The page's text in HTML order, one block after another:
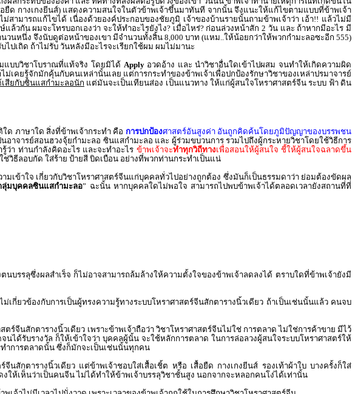
ยืด กางเกงยีนส์) แสดงความสนใจในตัวข้าพเจ้าขึ้นมาทันที จากนั้น จึงแนะให้แก้ไขตามแบบที่ข้าพเจ้า
ามารถแก้ไขได้ เนื่องด้วยองค์ประกอบของชัยภูมิ เจ้าของบ้านรายนั้นถามข้าพเจ้าว่า เอ้า!! แล้วไม่มี
กัน ผมจะโทรบอกเองว่า จะให้ทำอะไรยังไง? เมื่อไหร่? ก่อนล่วงหน้าสัก 2 วัน และ ถ้าหากมีอะไร มี
นหนึ่ง จึงนับดูต่อหน้าของเขา มีจำนวนทั้งสิ้น 8,000 บาท (แหม..ให้น้อยกว่าให้พวกกำมะลอซะอีก 555)
ไปเถิด ถ้าไม่รับ วันหลังมีอะไรจะเรียกใช้ผม ผมไม่มานะ
บบวิชาโบราณที่แท้จริง โดยมิได้ Applyอวดอ้าง และ นำวิชาอื่นใดเข้าไปผสม จนทำให้เกิดความผิด
คยรู้จักมักคุ้นกับคนเหล่านั้นเลย แต่การกระทำของข้าพเจ้าเพื่อปกป้องรักษาวิชาของเหล่าปรมาจารย์
สียกับซินแสกำมะลอนัก แต่มันจะเป็นเทียนส่อง เป็นแนวทาง ให้แก่ผู้สนใจโหราศาสตร์จีน ระบบ ฟ้า ดิน
ด ภาษาใด สิ่งที่ข้าพเจ้ากระทำ คือ การปกป้องศาสตร์อันสูงค่า อันถูกคิดค้นโดยภูมิปัญญาของบรรพชน
าจารย์สอนฮวงจุ้ยกำมะลอ ซินแสกำมะลอ และ ผู้ร่วมขบวนการ รวมไปถึงผู้กระหายวิชาโดยใช้วิธีการ
ว่า ท่านกำลังคิดอะไร และจะทำอะไร ข้าพเจ้าจะทำทุกวิถีทางเพื่อสอนให้ผู้สนใจ ชี้ให้ผู้สนใจฉลาดขึ้น
วิธีลอบกัด ใส่ร้าย ป้ายสี บิดเบือน อย่างที่พวกท่านกระทำเป็นแน่
เข้าใจ เกี่ยวกับวิชาโหราศาสตร์จีนแก่บุคคลทั่วไปอย่างถูกต้อง ซึ่งมันก็เป็นธรรมดาว่า ย่อมต้องขัดผล
ลุ่มบุคคลซินแสกำมะลอ” ฉะนั้น หากบุคคลใดไม่พอใจ สามารถไปพบข้าพเจ้าได้ตลอดเวลายังสถานที่ที่
รรลุซึ่งผลสำเร็จ ก็ไม่อาจสามารถล้มล้างให้ความตั้งใจของข้าพเจ้าลดลงได้ ตราบใดที่ข้าพเจ้ายังมี
ยวข้องกับการเป็นผู้ทรงความรู้ทางระบบโหราศาสตร์จีนสักตารางนิ้วเดียว ถ้าเป็นเช่นนั้นแล้ว คนจบ
ร์จีนสักตารางนิ้วเดียว เพราะข้าพเจ้าถือว่า วิชาโหราศาสตร์จีนไม่ใช่ การตลาด ไม่ใช่การค้าขาย มีไว้
ด้รับรางวัล ก็ให้เข้าใจว่า บุคคลผู้นั้น จะใช้หลักการตลาด ในการล่อลวงผู้สนใจระบบโหราศาสตร์ให้
ทำการตลาดนั้น ซึ่งก็มักจะเป็นเช่นนั้นทุกคน
จีนสักตารางนิ้วเดียว แต่ข้าพเจ้าชอบใส่เสื้อเชิ้ต หรือ เสื้อยืด กางเกงยีนส์ รองเท้าผ้าใบ บางครั้งก็ใส่
ให้เห็นว่าเป็นคนจีน ไม่ได้ทำให้ข้าพเจ้าบรรลุวิชาชั้นสูง นอกจากจะหลอกคนโง่ได้เท่านั้น